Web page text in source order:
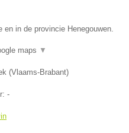
en in de provincie Henegouwen.
maps ▼
(Vlaams-Brabant)
-